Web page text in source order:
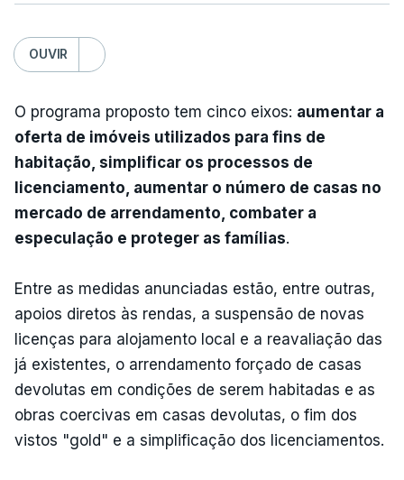
OUVIR
O programa proposto tem cinco eixos: aumentar a
oferta de imóveis utilizados para fins de
habitação, simplificar os processos de
licenciamento, aumentar o número de casas no
mercado de arrendamento, combater a
especulação e proteger as famílias.
Entre as medidas anunciadas estão, entre outras,
apoios diretos às rendas, a suspensão de novas
licenças para alojamento local e a reavaliação das
já existentes, o arrendamento forçado de casas
devolutas em condições de serem habitadas e as
obras coercivas em casas devolutas, o fim dos
vistos "gold" e a simplificação dos licenciamentos.